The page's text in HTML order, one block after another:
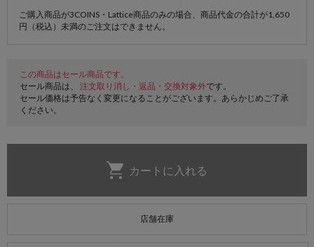
ご購入商品が3COINS・Lattice商品のみの場合、商品代金の合計が1,650
円（税込）未満のご注文はできません。
この商品はセール商品です。
セール商品は、 注文取り消し・返品・交換対象外です。
セール価格は予告なく変更になることがございます。あらかじめご了承
ください。
店舗在庫